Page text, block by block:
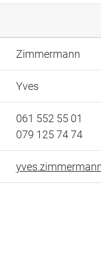
Zimmermann
Yves
061 552 55 01
079 125 74 74